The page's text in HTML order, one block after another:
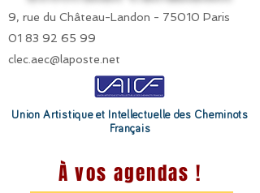
9, rue du Château-Landon - 75010 Paris
01 83 92 65 99
clec.aec@laposte.net
Union Artistique et Intellectuelle des Cheminots
Français
À vos agendas !